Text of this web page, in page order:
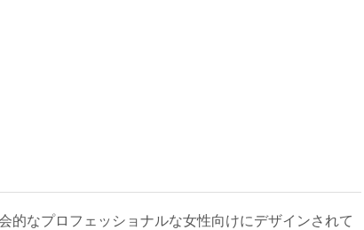
的なプロフェッショナルな女性向けにデザインされて